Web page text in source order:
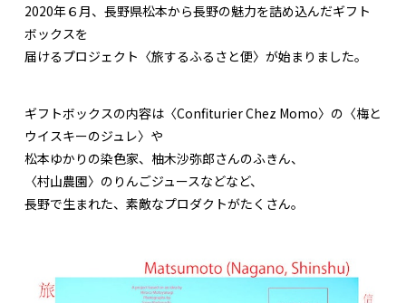
2020年６月、長野県松本から長野の魅力を詰め込んだギフト
ボックスを
届けるプロジェクト〈旅するふるさと便〉が始まりました。
ギフトボックスの内容は〈Confiturier Chez Momo〉の〈梅と
ウイスキーのジュレ〉や
松本ゆかりの染色家、柚木沙弥郎さんのふきん、
〈村山農園〉のりんごジュースなどなど、
長野で生まれた、素敵なプロダクトがたくさん。